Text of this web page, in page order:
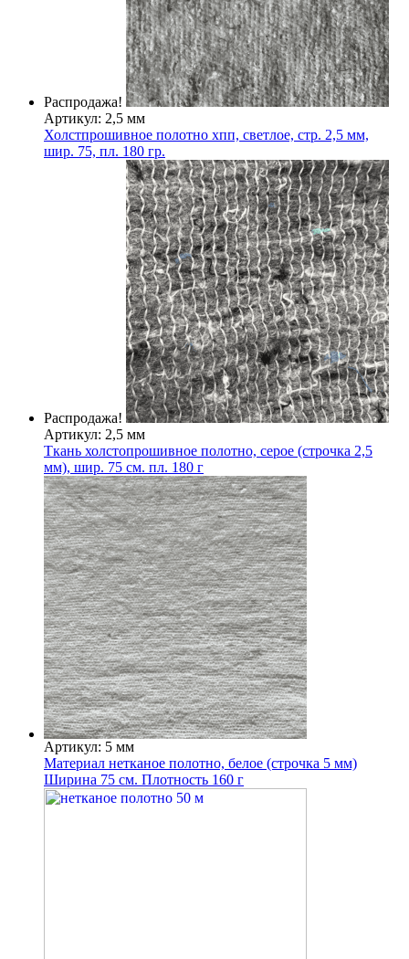
Распродажа!
Артикул: 2,5 мм
Холстпрошивное полотно хпп, светлое, стр. 2,5 мм,
шир. 75, пл. 180 гр.
Распродажа!
Артикул: 2,5 мм
Ткань холстопрошивное полотно, серое (строчка 2,5
мм), шир. 75 см. пл. 180 г
Артикул: 5 мм
Материал нетканое полотно, белое (строчка 5 мм)
Ширина 75 см. Плотность 160 г